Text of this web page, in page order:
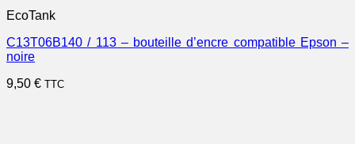
EcoTank
C13T06B140 / 113 – bouteille d’encre compatible Epson –
noire
9,50 € TTC